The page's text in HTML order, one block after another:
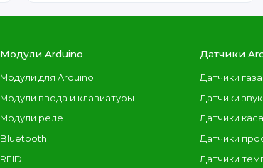
Модули Arduino
Модули для Arduino
Модули ввода и клавиатуры
Модули реле
Bluetooth
RFID
Датчики
Датчики газа
Датчики
Датчики
Датчики
Датчики